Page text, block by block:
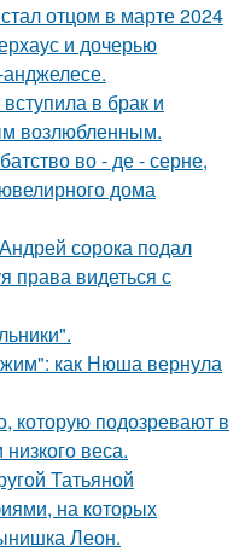
отцом в марте 2024
и дочерью
в брак и
возлюбленным.
во - де - серне,
дома
сорока подал
права видеться с
как Нюша вернула
которую подозревают в
веса.
Татьяной
на которых
Леон.